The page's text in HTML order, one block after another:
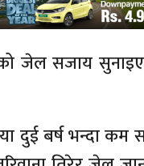
जेल सजाय
दुई बर्ष भन्दा